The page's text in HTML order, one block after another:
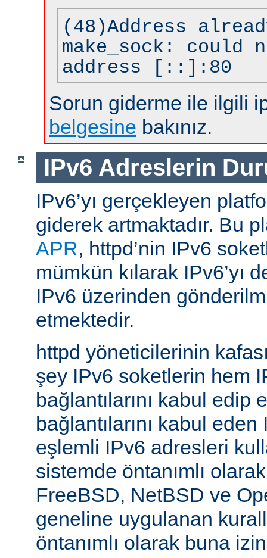
(48)Address
make_sock: could
address [::]:80
Sorun giderme ile ilgili
belgesine bakınız.
IPv6 Adreslerin
IPv6’yı gerçekleyen
giderek artmaktadır. Bu
APR, httpd’nin IPv6
mümkün kılarak IPv6’yı
IPv6 üzerinden
etmektedir.
httpd yöneticilerinin
şey IPv6 soketlerin hem
bağlantılarını kabul edip
bağlantılarını kabul
eşlemli IPv6 adresleri
sistemde öntanımlı
FreeBSD, NetBSD ve
geneline uygulanan
öntanımlı olarak buna